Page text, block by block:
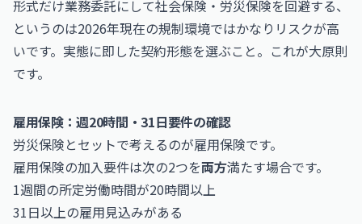
形式だけ業務委託にして社会保険・労災保険を回避する、
というのは2026年現在の規制環境ではかなりリスクが高
いです。実態に即した契約形態を選ぶこと。これが大原則
です。
雇用保険：週20時間・31日要件の確認
労災保険とセットで考えるのが雇用保険です。
雇用保険の加入要件は次の2つを両方満たす場合です。
1週間の所定労働時間が20時間以上
31日以上の雇用見込みがある